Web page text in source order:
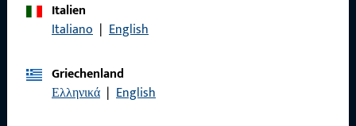
Rufen Sie uns an
Italien
Italiano | English
Griechenland
Ελληνικά | English